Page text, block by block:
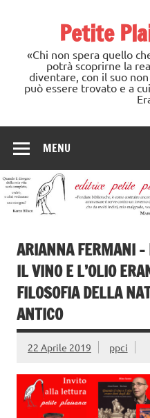
Petite
«Chi non spera quello
potrà scoprirne la
diventare, con il suo
può essere trovato e a
MENU
ARIANNA FERMANI
IL VINO E L’OLIO
FILOSOFIA DELLA
ANTICO
22 Aprile 2019 ppci